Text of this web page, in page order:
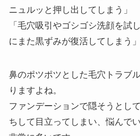
ニュルッと押し出してしまう」
「毛穴吸引やゴシゴシ洗顔を試
にまた黒ずみが復活してしまう」
鼻のポツポツとした毛穴トラブ
りますよね。
ファンデーションで隠そうとし
ちして目立ってしまい、悩んで